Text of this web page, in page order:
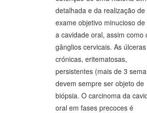
detalhada e da realização de
exame objetivo minucioso
a cavidade oral, assim como
gânglios cervicais. As úlceras
crónicas, eritematosas,
persistentes (mais de 3
devem sempre ser objeto de
biópsia. O carcinoma da
oral em fases precoces é